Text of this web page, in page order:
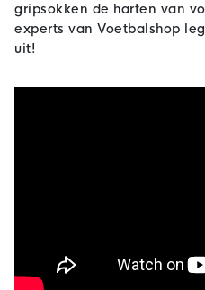
gripsokken de harten van
experts van Voetbalshop
uit!